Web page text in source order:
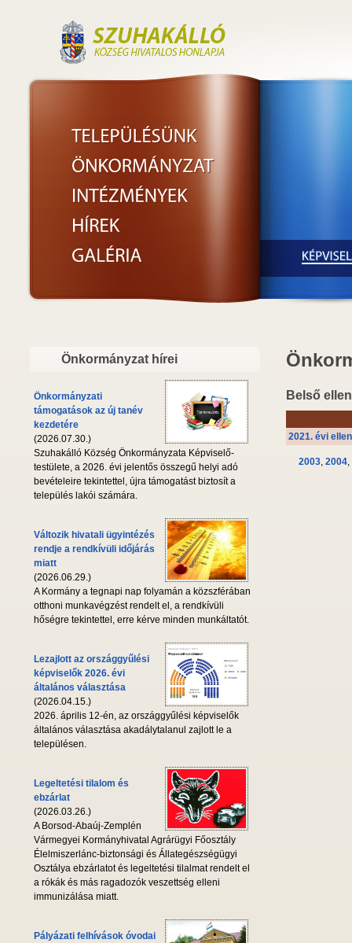
Önkormányzat hírei
Önkormányzati
támogatások az új tanév
kezdetére
(2026.07.30.)
Szuhakálló Község Önkormányzata Képviselő-
testülete, a 2026. évi jelentős összegű helyi adó
bevételeire tekintettel, újra támogatást biztosít a
település lakói számára.
Változik hivatali ügyintézés
rendje a rendkívüli időjárás
miatt
(2026.06.29.)
A Kormány a tegnapi nap folyamán a közszférában
otthoni munkavégzést rendelt el, a rendkívüli
hőségre tekintettel, erre kérve minden munkáltatót.
Lezajlott az országgyűlési
képviselők 2026. évi
általános választása
(2026.04.15.)
2026. április 12-én, az országgyűlési képviselők
általános választása akadálytalanul zajlott le a
településen.
Legeltetési tilalom és
ebzárlat
(2026.03.26.)
A Borsod-Abaúj-Zemplén
Vármegyei Kormányhivatal Agrárügyi Főosztály
Élelmiszerlánc-biztonsági és Állategészségügyi
Osztálya ebzárlatot és legeltetési tilalmat rendelt el
a rókák és más ragadozók veszettség elleni
immunizálása miatt.
Pályázati felhívások óvodai
Belső
2021. évi
2003, 2004,